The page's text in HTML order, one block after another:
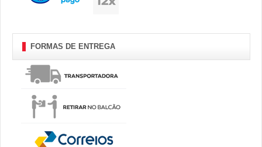
FORMAS DE ENTREGA